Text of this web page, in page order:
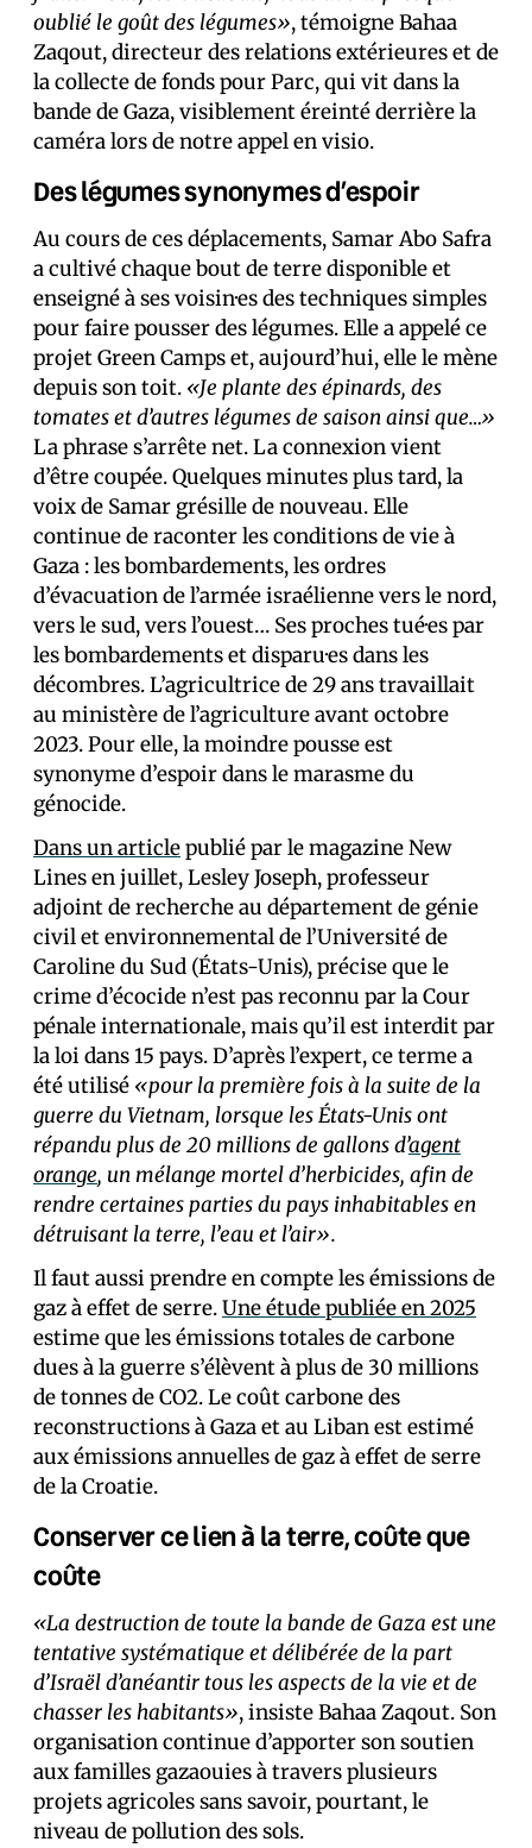
oublié le goût des légumes», témoigne Bahaa
Zaqout, directeur des relations extérieures et de
la collecte de fonds pour Parc, qui vit dans la
bande de Gaza, visiblement éreinté derrière la
caméra lors de notre appel en visio.
Des légumes synonymes d’espoir
Au cours de ces déplacements, Samar Abo Safra
a cultivé chaque bout de terre disponible et
enseigné à ses voisin·es des techniques simples
pour faire pousser des légumes. Elle a appelé ce
projet Green Camps et, aujourd’hui, elle le mène
depuis son toit. «Je plante des épinards, des
tomates et d’autres légumes de saison ainsi que…»
La phrase s’arrête net. La connexion vient
d’être coupée. Quelques minutes plus tard, la
voix de Samar grésille de nouveau. Elle
continue de raconter les conditions de vie à
Gaza : les bombardements, les ordres
d’évacuation de l’armée israélienne vers le nord,
vers le sud, vers l’ouest… Ses proches tué·es par
les bombardements et disparu·es dans les
décombres. L’agricultrice de 29 ans travaillait
au ministère de l’agriculture avant octobre
2023. Pour elle, la moindre pousse est
synonyme d’espoir dans le marasme du
génocide.
Dans un articlepublié par le magazine New
Lines en juillet, Lesley Joseph, professeur
adjoint de recherche au département de génie
civil et environnemental de l’Université de
Caroline du Sud (États-Unis), précise que le
crime d’écocide n’est pas reconnu par la Cour
pénale internationale, mais qu’il est interdit par
la loi dans 15 pays. D’après l’expert, ce terme a
été utilisé «pour la première fois à la suite de la
guerre du Vietnam, lorsque les États-Unis ont
répandu plus de 20 millions de gallons d’agent
orange, un mélange mortel d’herbicides, afin de
rendre certaines parties du pays inhabitables en
détruisant la terre, l’eau et l’air».
Il faut aussi prendre en compte les émissions de
gaz à effet de serre.Une étude publiée en 2025
estime que les émissions totales de carbone
dues à la guerre s’élèvent à plus de 30 millions
de tonnes de CO2. Le coût carbone des
reconstructions à Gaza et au Liban est estimé
aux émissions annuelles de gaz à effet de serre
de la Croatie.
Conserver ce lien à la terre, coûte que
coûte
«La destruction de toute la bande de Gaza est une
tentative systématique et délibérée de la part
d’Israël d’anéantir tous les aspects de la vie et de
chasser les habitants», insiste Bahaa Zaqout. Son
organisation continue d’apporter son soutien
aux familles gazaouies à travers plusieurs
projets agricoles sans savoir, pourtant, le
niveau de pollution des sols.